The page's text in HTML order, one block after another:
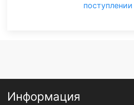
поступлении
Информация